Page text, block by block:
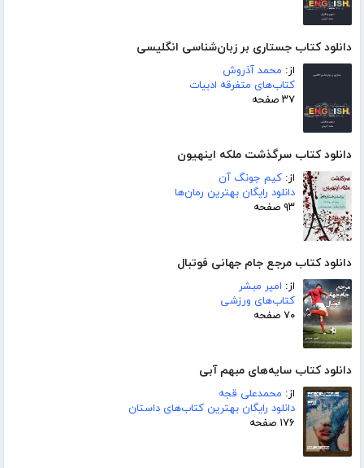
دانلود کتاب جستاری بر زبان‌شناسی انگلیسی
از: محمد آذروش
کتاب‌های متفرقه ادبیات
۳۷ صفحه
دانلود کتاب سرگذشت ملکه اینهیون
از: کیم جونگ آن
دانلود رایگان بهترین رمان‌ها
۹۳ صفحه
دانلود کتاب مرجع جام جهانی فوتبال
از: امیر مبشر
کتاب‌های ورزشی
۷۰ صفحه
دانلود کتاب سایه‌های مبهم آبی
از: محمدعلی قجه
دانلود رایگان بهترین کتاب‌های داستان
۱۷۶ صفحه